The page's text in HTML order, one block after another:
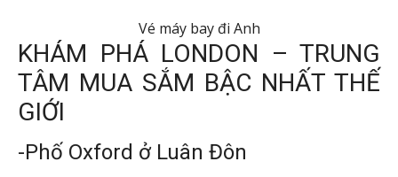
Vé máy bay đi Anh
KHÁM PHÁ LONDON – TRUNG
TÂM MUA SẮM BẬC NHẤT THẾ
GIỚI
-Phố Oxford ở Luân Đôn